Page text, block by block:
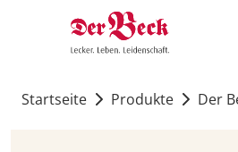
Startseite Produkte Der